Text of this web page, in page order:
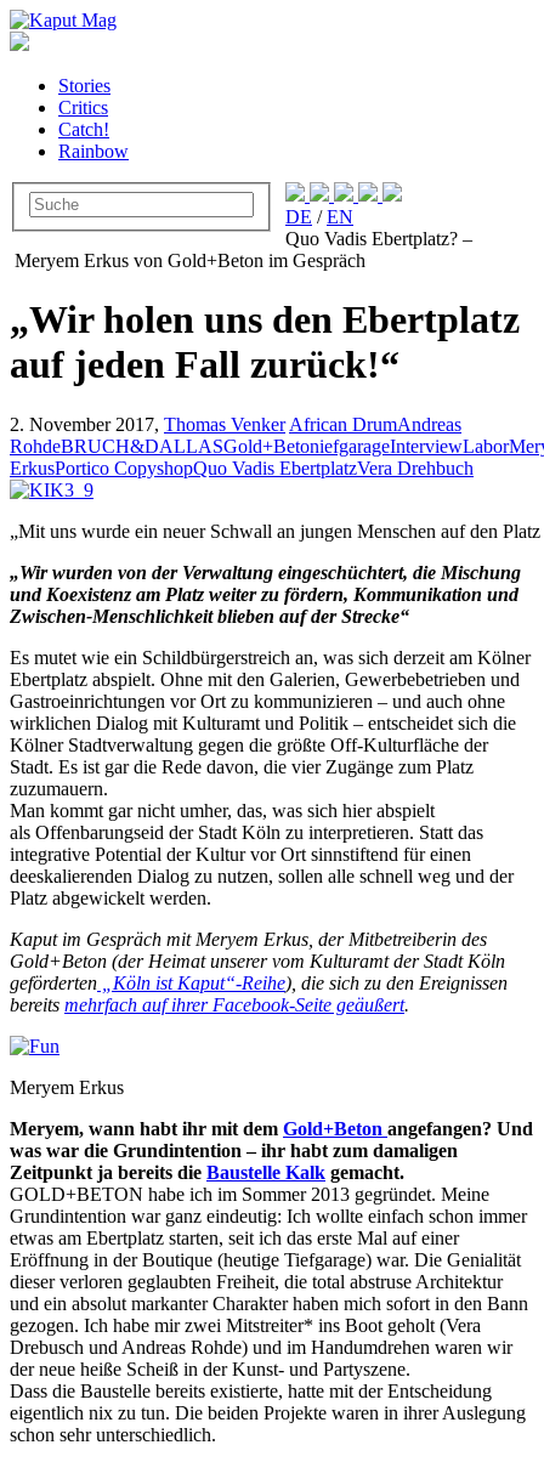
Stories
Critics
Catch!
Rainbow
DE /EN
Quo Vadis Ebertplatz? –
Meryem Erkus von Gold+Beton im Gespräch
„Wir holen uns den Ebertplatz
auf jeden Fall zurück!“
2. November 2017, Thomas Venker African DrumAndreas
RohdeBRUCH&DALLASGold+BetoniefgarageInterviewLabor
ErkusPortico CopyshopQuo Vadis EbertplatzVera Drehbuch
„Mit uns wurde ein neuer Schwall an jungen Menschen auf den
„Wir wurden von der Verwaltung eingeschüchtert, die Mischung
und Koexistenz am Platz weiter zu fördern, Kommunikation und
Zwischen-Menschlichkeit blieben auf der Strecke“
Es mutet wie ein Schildbürgerstreich an, was sich derzeit am Kölner
Ebertplatz abspielt. Ohne mit den Galerien, Gewerbebetrieben und
Gastroeinrichtungen vor Ort zu kommunizieren – und auch ohne
wirklichen Dialog mit Kulturamt und Politik – entscheidet sich die
Kölner Stadtverwaltung gegen die größte Off-Kulturfläche der
Stadt. Es ist gar die Rede davon, die vier Zugänge zum Platz
zuzumauern.
Man kommt gar nicht umher, das, was sich hier abspielt
als Offenbarungseid der Stadt Köln zu interpretieren. Statt das
integrative Potential der Kultur vor Ort sinnstiftend für einen
deeskalierenden Dialog zu nutzen, sollen alle schnell weg und der
Platz abgewickelt werden.
Kaput im Gespräch mit Meryem Erkus, der Mitbetreiberin des
Gold+Beton (der Heimat unserer vom Kulturamt der Stadt Köln
geförderten „Köln ist Kaput“-Reihe), die sich zu den Ereignissen
bereits mehrfach auf ihrer Facebook-Seite geäußert.
Meryem Erkus
Meryem, wann habt ihr mit dem Gold+Beton angefangen? Und
was war die Grundintention – ihr habt zum damaligen
Zeitpunkt ja bereits die Baustelle Kalk gemacht.
GOLD+BETON habe ich im Sommer 2013 gegründet. Meine
Grundintention war ganz eindeutig: Ich wollte einfach schon immer
etwas am Ebertplatz starten, seit ich das erste Mal auf einer
Eröffnung in der Boutique (heutige Tiefgarage) war. Die Genialität
dieser verloren geglaubten Freiheit, die total abstruse Architektur
und ein absolut markanter Charakter haben mich sofort in den Bann
gezogen. Ich habe mir zwei Mitstreiter* ins Boot geholt (Vera
Drebusch und Andreas Rohde) und im Handumdrehen waren wir
der neue heiße Scheiß in der Kunst- und Partyszene.
Dass die Baustelle bereits existierte, hatte mit der Entscheidung
eigentlich nix zu tun. Die beiden Projekte waren in ihrer Auslegung
schon sehr unterschiedlich.